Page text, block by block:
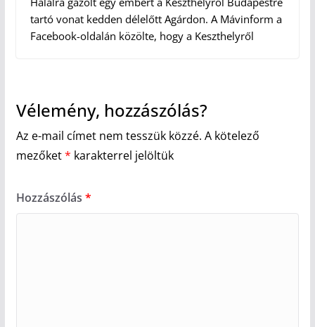
tartó vonat kedden délelőtt Agárdon. A Mávinform a
Facebook-oldalán közölte, hogy a Keszthelyről
Vélemény, hozzászólás?
Az e-mail címet nem tesszük közzé. A kötelező
mezőket* karakterrel jelöltük
Hozzászólás *